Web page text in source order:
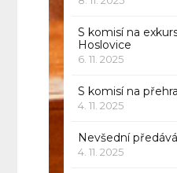
S komisí na
Hoslovice
6. 11. 2025
S komisí na
4. 11. 2025
Nevšední
4. 11. 2025